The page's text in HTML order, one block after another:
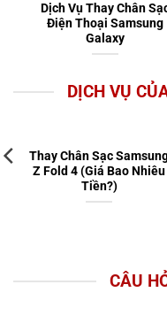
Dịch Vụ Thay Chân
Điện Thoại Samsung
Galaxy
DỊCH VỤ
Thay Chân Sạc
Z Fold 4 (Giá Bao Nhiêu
Tiền?)
CÂU